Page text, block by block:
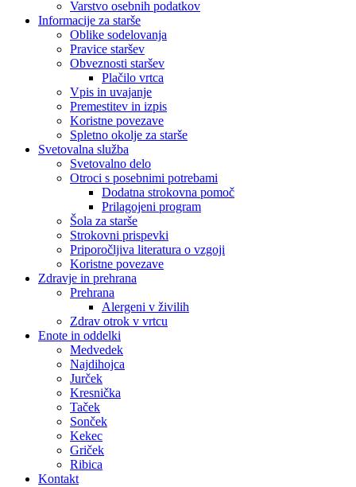
Varstvo osebnih podatkov
Informacije za starše
Oblike sodelovanja
Pravice staršev
Obveznosti staršev
Plačilo vrtca
Vpis in uvajanje
Premestitev in izpis
Koristne povezave
Spletno okolje za starše
Svetovalna služba
Svetovalno delo
Otroci s posebnimi potrebami
Dodatna strokovna pomoč
Prilagojeni program
Šola za starše
Strokovni prispevki
Priporočljiva literatura o vzgoji
Koristne povezave
Zdravje in prehrana
Prehrana
Alergeni v živilih
Zdrav otrok v vrtcu
Enote in oddelki
Medvedek
Najdihojca
Jurček
Kresnička
Taček
Sonček
Kekec
Griček
Ribica
Kontakt